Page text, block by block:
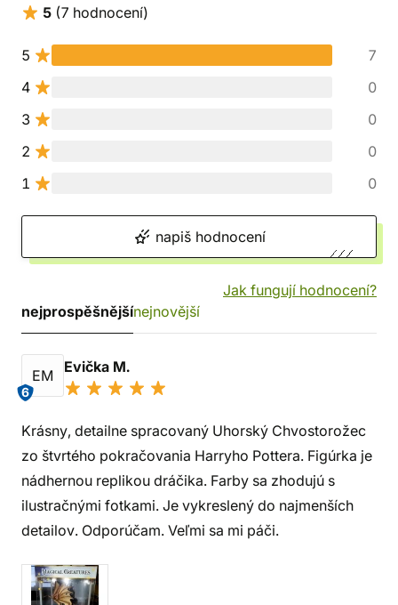
5 (7 hodnocení)
5
7
4
0
3
0
2
0
1
0
napiš hodnocení
Jak fungují hodnocení?
nejprospěšnějšínejnovější
EM
6
Evička M.
Krásny, detailne spracovaný Uhorský Chvostorožec
zo štvrtého pokračovania Harryho Pottera. Figúrka je
nádhernou replikou dráčika. Farby sa zhodujú s
ilustračnými fotkami. Je vykreslený do najmenších
detailov. Odporúčam. Veľmi sa mi páči.